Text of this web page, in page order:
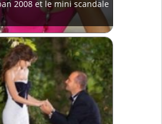
2008 et le mini scandale